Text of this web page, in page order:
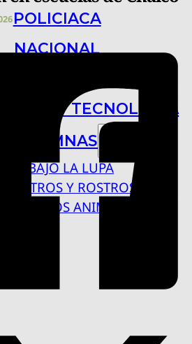
POLICIACA
NACIONAL
Y TECNOLOGÍA
COLUMNAS
BAJO LA LUPA
RASTROS Y ROSTROS
VÍNCULOS ANIMALES